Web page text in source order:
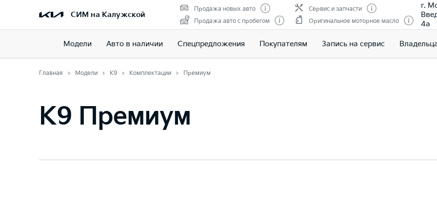
СИМ на Калужской
Продажа новых авто
Продажа авто с пробегом
Сервис и запчасти
Оригинальное моторное масло
г.
4а
Модели Авто в наличии Спецпредложения Покупателям Запись на сервис
Главная Модели K9 Комплектации Премиум
K9 Премиум